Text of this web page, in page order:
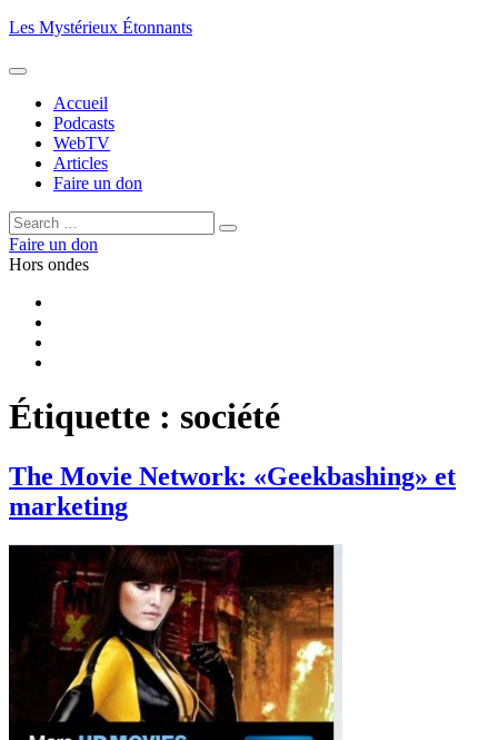
Aller
contenu
Les Mystérieux Étonnants
Accueil
Podcasts
WebTV
Articles
Faire un don
Rechercher :
Rechercher
Faire un don
Hors ondes
Étiquette : société
The Movie Network: «Geekbashing» et
marketing